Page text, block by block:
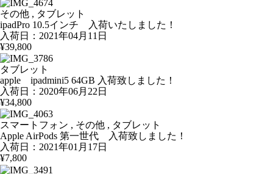
その他 , タブレット
ipadPro 10.5インチ 入荷いたしました！
入荷日：2021年04月11日
¥39,800
タブレット
apple ipadmini5 64GB 入荷致しました！
入荷日：2020年06月22日
¥34,800
スマートフォン , その他 , タブレット
Apple AirPods 第一世代 入荷致しました！
入荷日：2021年01月17日
¥7,800